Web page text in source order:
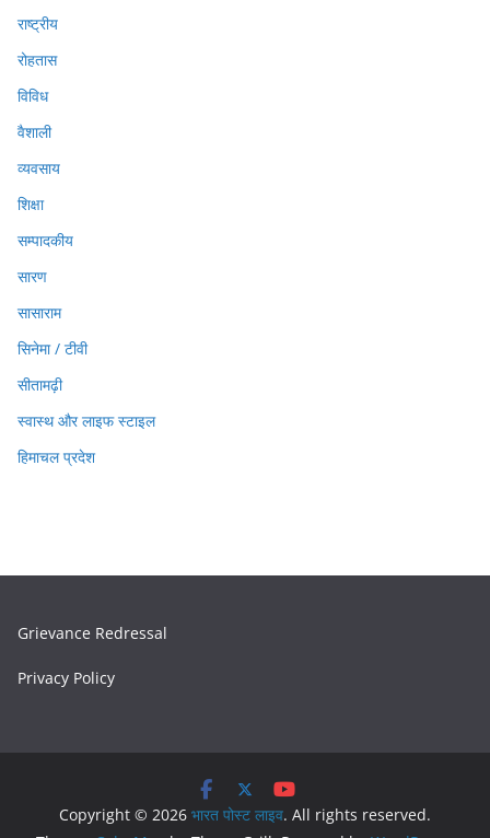
राष्ट्रीय
रोहतास
विविध
वैशाली
व्यवसाय
शिक्षा
सम्पादकीय
सारण
सासाराम
सिनेमा / टीवी
सीतामढ़ी
स्वास्थ और लाइफ स्टाइल
हिमाचल प्रदेश
Grievance Redressal
Privacy Policy
Copyright © 2026 भारत पोस्ट लाइव. All rights reserved.